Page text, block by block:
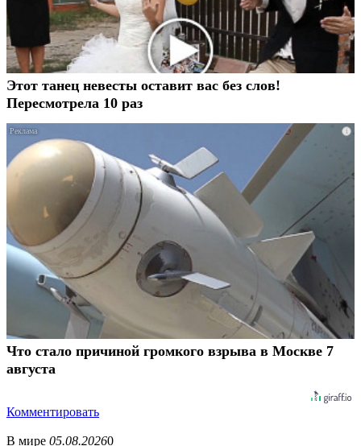
Этот танец невесты оставит вас без слов!
Пересмотрела 10 раз
i
Что стало причиной громкого взрыва в Москве 7
августа
Комментировать
В мире 05.08.20260